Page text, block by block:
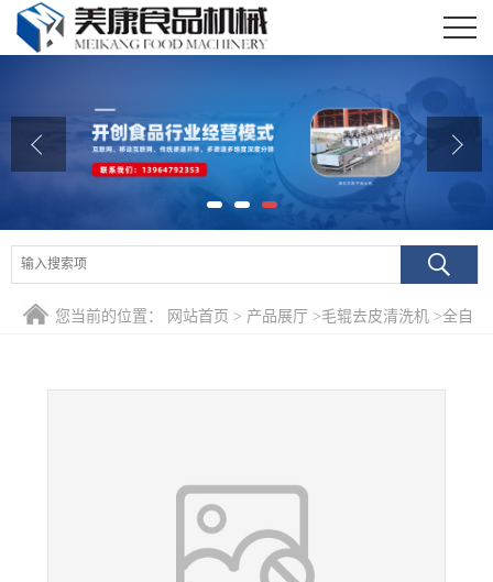
公司介绍
公司动态
产品展厅
联系我们
您当前的位置： 网站首页 > 产品展厅 >毛辊去皮清洗机 >全自